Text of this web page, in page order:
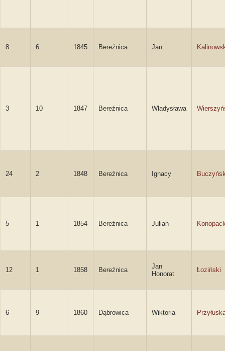
8 6 1845 Bereźnica Jan
3 10 1847 Bereźnica Władysława
24 2 1848 Bereźnica Ignacy
5 1 1854 Bereźnica Julian
12 1 1858 Bereźnica
Jan
Honorat
Łoziński
6 9 1860 Dąbrowica Wiktoria